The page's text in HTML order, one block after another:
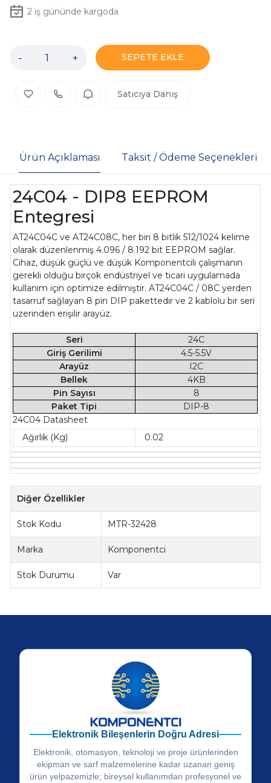
2iş gününde kargoda
- + SEPETE EKLE
Satıcıya Danış
Ürün Açıklaması Taksit / Ödeme Seçenekleri
24C04 - DIP8 EEPROM
Entegresi
AT24C04C ve AT24C08C, her biri 8 bitlik 512/1024 kelime
olarak düzenlenmiş 4.096 / 8.192 bit EEPROM sağlar.
Cihaz, düşük güçlü ve düşük Komponentcilı çalışmanın
gerekli olduğu birçok endüstriyel ve ticari uygulamada
kullanım için optimize edilmiştir. AT24C04C / 08C yerden
tasarruf sağlayan 8 pin DIP pakettedir ve 2 kablolu bir seri
üzerinden erişilir arayüz.
Seri
24C
Giriş Gerilimi
4.5-5.5V
Arayüz
I2C
Bellek
4KB
Pin Sayısı
8
Paket Tipi
DIP-8
24C04 Datasheet
Ağırlık (Kg)
0.02
Diğer Özellikler
Stok Kodu MTR-32428
Marka Komponentci
Stok Durumu Var
Elektronik Bileşenlerin Doğru Adresi
Elektronik, otomasyon, teknoloji ve proje ürünlerinden
ekipman ve sarf malzemelerine kadar uzanan geniş
ürün yelpazemizle; bireysel kullanımdan profesyonel ve